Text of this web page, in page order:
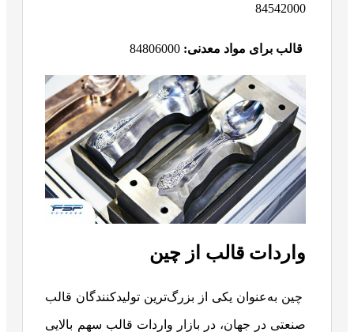
84542000
قالب برای مواد معدنی:
واردات قالب از چین
چین به‌عنوان یکی از بزرگ‌ترین تولیدکنندگان قالب
صنعتی در جهان، در بازار واردات قالب سهم بالایی